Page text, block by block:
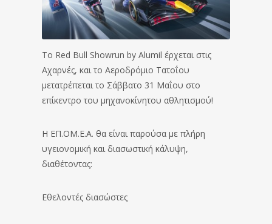
Το Red Bull Showrun by Alumil έρχεται στις
Αχαρνές, και το Αεροδρόμιο Τατοΐου
μετατρέπεται το Σάββατο 31 Μαΐου στο
επίκεντρο του μηχανοκίνητου αθλητισμού!
Η ΕΠ.ΟΜ.Ε.Α. θα είναι παρούσα με πλήρη
υγειονομική και διασωστική κάλυψη,
διαθέτοντας:
Εθελοντές διασώστες